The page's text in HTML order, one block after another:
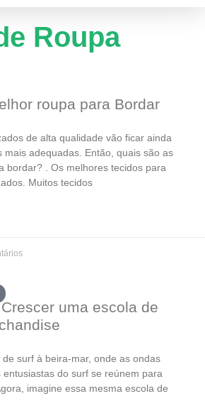
Roupa
roupa para Bordar
de alta qualidade vão ficar ainda
mais adequadas. Então, quais são as
bordar? . Os melhores tecidos para
Muitos tecidos
uma escola de
surf à beira-mar, onde as ondas
entusiastas do surf se reúnem para
imagine essa mesma escola de